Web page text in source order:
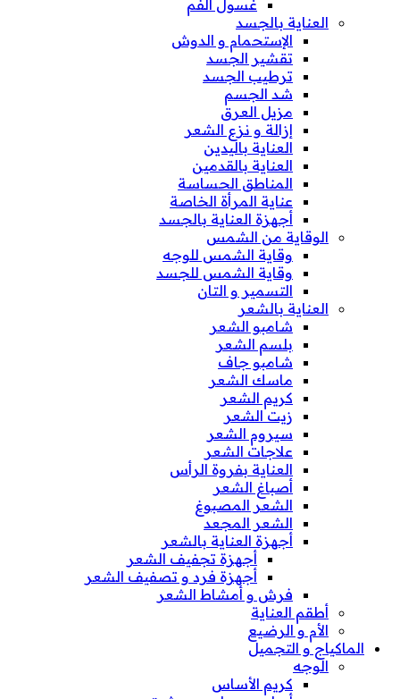
غسول الفم
العناية بالجسد
الإستحمام و الدوش
تقشير الجسد
ترطيب الجسد
شد الجسم
مزيل العرق
إزالة و نزع الشعر
العناية باليدين
العناية بالقدمين
المناطق الحساسة
عناية المرأة الخاصة
أجهزة العناية بالجسد
الوقاية من الشمس
وقاية الشمس للوجه
وقاية الشمس للجسد
التسمير و التان
العناية بالشعر
شامبو الشعر
بلسم الشعر
شامبو جاف
ماسك الشعر
كريم الشعر
زيت الشعر
سيروم الشعر
علاجات الشعر
العناية بفروة الرأس
أصباغ الشعر
الشعر المصبوغ
الشعر المجعد
أجهزة العناية بالشعر
أجهزة تجفيف الشعر
أجهزة فرد و تصفيف الشعر
فرش و أمشاط الشعر
أطقم العناية
الأم و الرضيع
الماكياج و التجميل
الوجه
كريم الأساس